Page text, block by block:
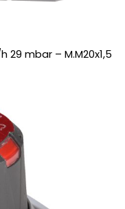
29 mbar – M.M20x1,5